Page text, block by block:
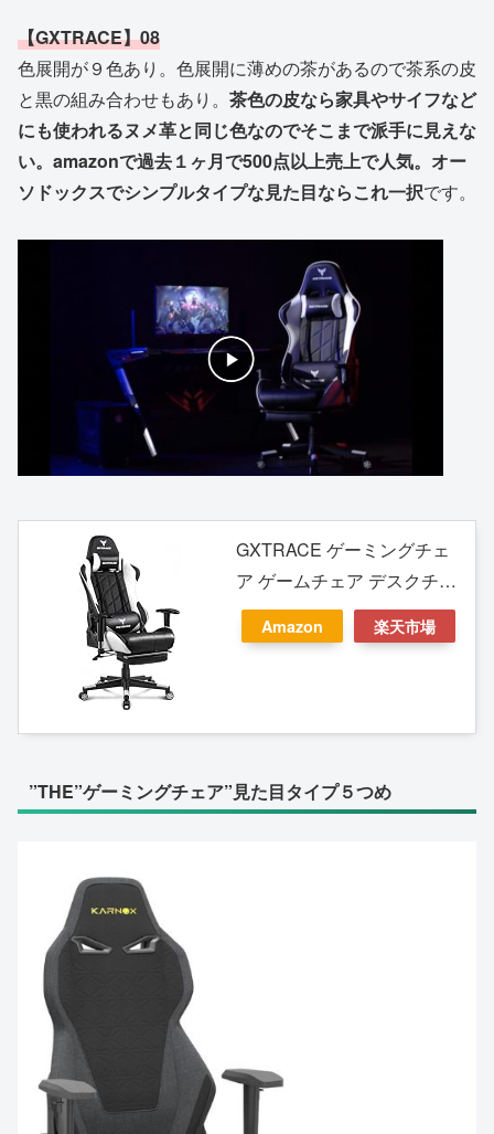
【GXTRACE】‎08
色展開が９色あり。色展開に薄めの茶があるので茶系の皮
と黒の組み合わせもあり。 茶色の皮なら家具やサイフなど
にも使われるヌメ革と同じ色なのでそこまで派手に見えな
い。amazonで過去１ヶ月で500点以上売上で人気。オー
ソドックスでシンプルタイプな見た目ならこれ一択です。
GXTRACE ゲーミングチェ
ア ゲームチェア デスクチェ
ア パソコンチェア オットマ
ン付き オフィスチェア 人間
子 PCチェア (White)
Amazon 楽天市場
”THE”ゲーミングチェア”見た目タイプ５つめ